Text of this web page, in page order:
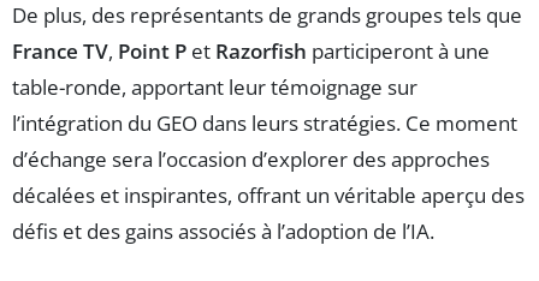
De plus, des représentants de grands groupes tels que
France TV, Point P et Razorfish participeront à une
table-ronde, apportant leur témoignage sur
l’intégration du GEO dans leurs stratégies. Ce moment
d’échange sera l’occasion d’explorer des approches
décalées et inspirantes, offrant un véritable aperçu des
défis et des gains associés à l’adoption de l’IA.